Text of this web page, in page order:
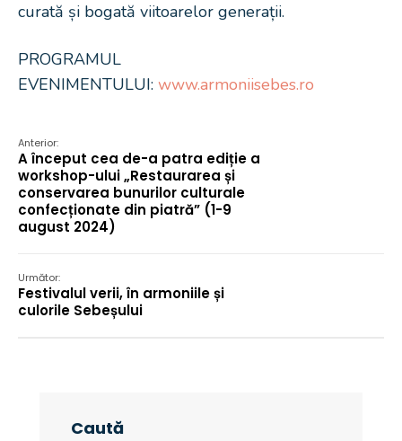
curată și bogată viitoarelor generații.
PROGRAMUL
EVENIMENTULUI: www.armoniisebes.ro
Anterior:
A început cea de-a patra ediție a
workshop-ului „Restaurarea și
conservarea bunurilor culturale
confecționate din piatră” (1-9
august 2024)
Următor:
Festivalul verii, în armoniile și
culorile Sebeșului
Caută